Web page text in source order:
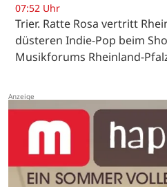
07:52 Uhr
Trier. Ratte Rosa vertritt
düsteren Indie-Pop beim
Musikforums Rheinland-